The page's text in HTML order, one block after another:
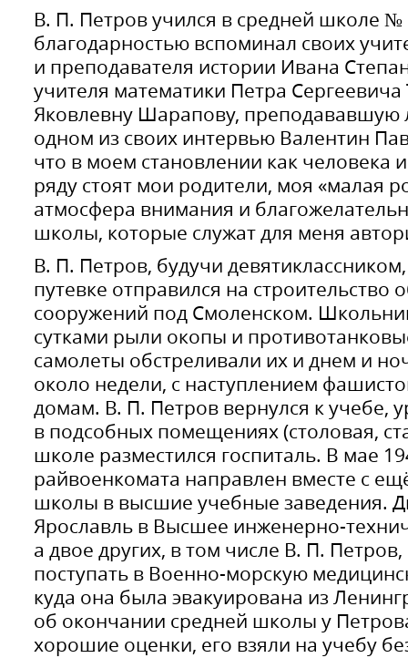
В. П. Петров учился в средней школе
благодарностью вспоминал своих
и преподавателя истории Ивана
учителя математики Петра
Яковлевну Шарапову, преподававшую
одном из своих интервью Валентин
что в моем становлении как человека
ряду стоят мои родители, моя «малая
атмосфера внимания и
школы, которые служат для меня
В. П. Петров, будучи
путевке отправился на строительство
сооружений под Смоленском.
сутками рыли окопы и
самолеты обстреливали их и днем и
около недели, с наступлением
домам. В. П. Петров вернулся к учебе,
в подсобных помещениях (столовая,
школе разместился госпиталь. В мае
райвоенкомата направлен вместе с
школы в высшие учебные заведения.
Ярославль в Высшее инженерно-
а двое других, в том числе В. П.
поступать в Военно-морскую
куда она была эвакуирована из
об окончании средней школы у
хорошие оценки, его взяли на учебу